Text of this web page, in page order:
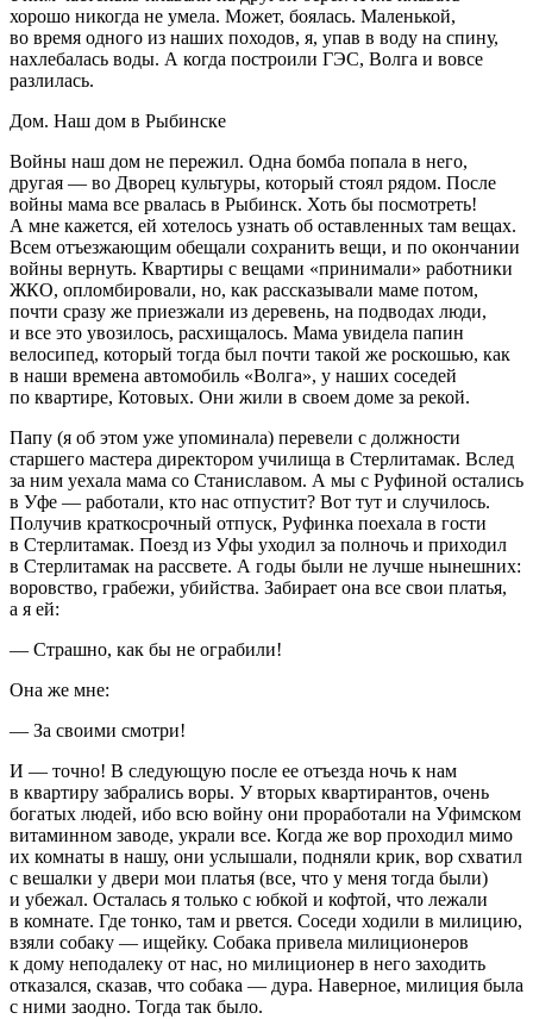
хорошо никогда не умела. Может, боялась. Маленькой,
во время одного из наших походов, я, упав в воду на спину,
нахлебалась воды. А когда построили ГЭС, Волга и вовсе
разлилась.
Дом. Наш дом в Рыбинске
Войны наш дом не пережил. Одна бомба попала в него,
другая — во Дворец культуры, который стоял рядом. После
войны мама все рвалась в Рыбинск. Хоть бы посмотреть!
А мне кажется, ей хотелось узнать об оставленных там вещах.
Всем отъезжающим обещали сохранить вещи, и по окончании
войны вернуть. Квартиры с вещами «принимали» работники
ЖКО, опломбировали, но, как рассказывали маме потом,
почти сразу же приезжали из деревень, на подводах люди,
и все это увозилось, расхищалось. Мама увидела папин
велосипед, который тогда был почти такой же роскошью, как
в наши времена автомобиль «Волга», у наших соседей
по квартире, Котовых. Они жили в своем доме за рекой.
Папу (я об этом уже упоминала) перевели с должности
старшего мастера директором училища в Стерлитамак. Вслед
за ним уехала мама со Станиславом. А мы с Руфиной остались
в Уфе — работали, кто нас отпустит? Вот тут и случилось.
Получив краткосрочный отпуск, Руфинка поехала в гости
в Стерлитамак. Поезд из Уфы уходил за полночь и приходил
в Стерлитамак на рассвете. А годы были не лучше нынешних:
воровство, грабежи, убийства. Забирает она все свои платья,
а я ей:
— Страшно, как бы не ограбили!
Она же мне:
— За своими смотри!
И — точно! В следующую после ее отъезда ночь к нам
в квартиру забрались воры. У вторых квартирантов, очень
богатых людей, ибо всю войну они проработали на Уфимском
витаминном заводе, украли все. Когда же вор проходил мимо
их комнаты в нашу, они услышали, подняли крик, вор схватил
с вешалки у двери мои платья (все, что у меня тогда были)
и убежал. Осталась я только с юбкой и кофтой, что лежали
в комнате. Где тонко, там и рвется. Соседи ходили в милицию,
взяли собаку — ищейку. Собака привела милиционеров
к дому неподалеку от нас, но милиционер в него заходить
отказался, сказав, что собака — дура. Наверное, милиция была
с ними заодно. Тогда так было.